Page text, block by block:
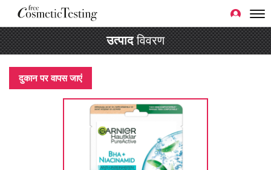
उत्पादविवरण
दुकान पर वापस जाएं